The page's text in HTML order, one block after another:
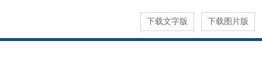
下载文字版 下载图片版